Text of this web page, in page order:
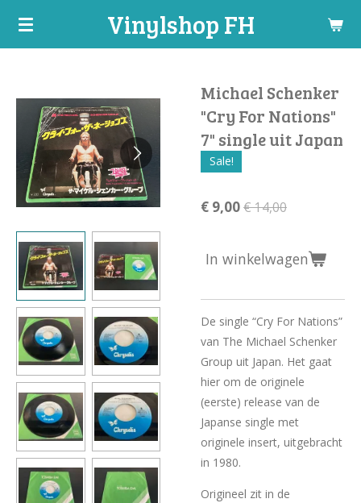
Ga
hoofdinhoud
Vinylshop FH
Michael Schenker
"Cry For Nations"
7" single uit Japan
Sale!
€ 9,00€ 14,00
In winkelwagen
De single “Cry For Nations”
van The Michael Schenker
Group uit Japan. Het gaat
hier om de originele
(eerste) release van de
Japanse single met
originele insert, uitgebracht
in 1980.
Origineel zit in de